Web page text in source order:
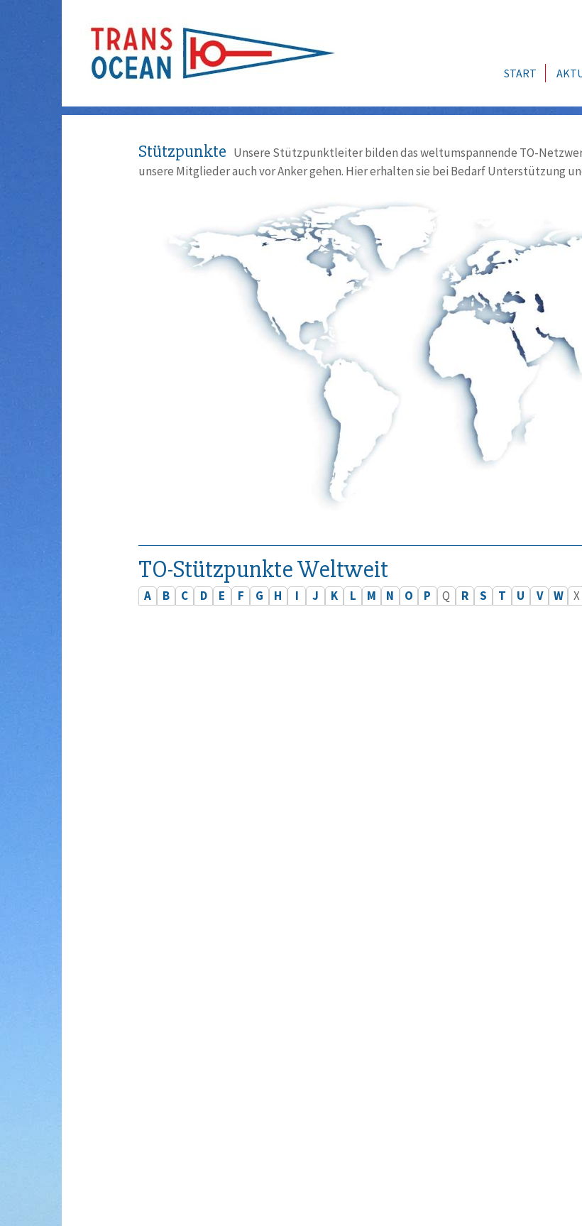
START
Stützpunkte Unsere Stützpunktleiter bilden das weltumspannende TO-
unsere Mitglieder auch vor Anker gehen. Hier erhalten sie bei Bedarf Unterstützung
TO-Stützpunkte Weltweit
A B C D E F G H I J K L M N O P Q R S T U V W X